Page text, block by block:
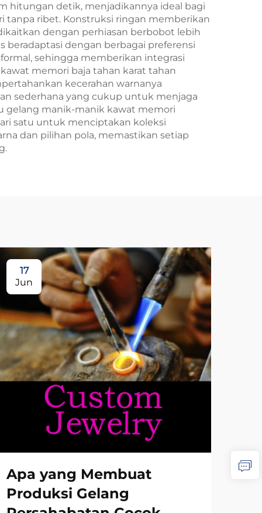
hitungan detik, menjadikannya ideal bagi
tanpa ribet. Konstruksi ringan memberikan
dengan perhiasan berbobot lebih
beradaptasi dengan berbagai preferensi
sehingga memberikan integrasi
memori baja tahan karat tahan
kecerahan warnanya
sederhana yang cukup untuk menjaga
gelang manik-manik kawat memori
satu untuk menciptakan koleksi
dan pilihan pola, memastikan setiap
17
Jun
Apa yang Membuat
Produksi Gelang